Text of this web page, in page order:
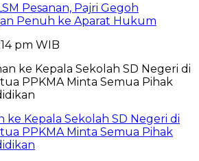
Pesanan, Pajri Gegoh
Penuh ke Aparat Hukum
pm WIB
Kepala Sekolah SD Negeri di
PPKMA Minta Semua Pihak